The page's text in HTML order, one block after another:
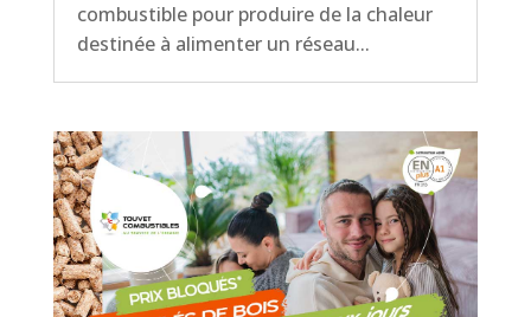
combustible pour produire de la chaleur
destinée à alimenter un réseau...